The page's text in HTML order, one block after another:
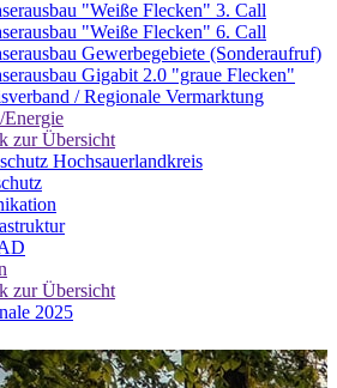
"Weiße Flecken" 3. Call
"Weiße Flecken" 6. Call
Gewerbegebiete (Sonderaufruf)
Gigabit 2.0 "graue Flecken"
/ Regionale Vermarktung
zur Übersicht
Hochsauerlandkreis
zur Übersicht
2025